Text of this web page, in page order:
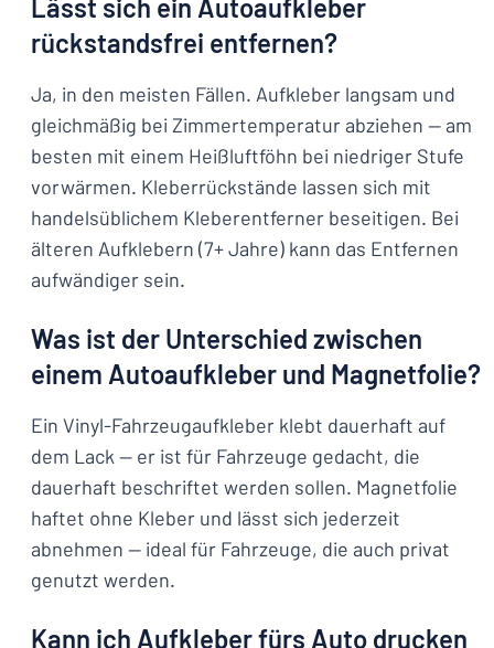
Lässt sich ein Autoaufkleber
rückstandsfrei entfernen?
Ja, in den meisten Fällen. Aufkleber langsam und
gleichmäßig bei Zimmertemperatur abziehen — am
besten mit einem Heißluftföhn bei niedriger Stufe
vorwärmen. Kleberrückstände lassen sich mit
handelsüblichem Kleberentferner beseitigen. Bei
älteren Aufklebern (7+ Jahre) kann das Entfernen
aufwändiger sein.
Was ist der Unterschied zwischen
einem Autoaufkleber und Magnetfolie?
Ein Vinyl-Fahrzeugaufkleber klebt dauerhaft auf
dem Lack — er ist für Fahrzeuge gedacht, die
dauerhaft beschriftet werden sollen. Magnetfolie
haftet ohne Kleber und lässt sich jederzeit
abnehmen — ideal für Fahrzeuge, die auch privat
genutzt werden.
Kann ich Aufkleber fürs Auto drucken